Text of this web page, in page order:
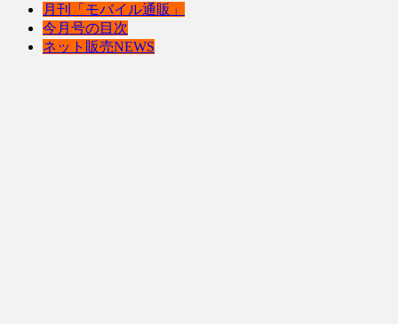
月刊「モバイル通販」
今月号の目次
ネット販売NEWS